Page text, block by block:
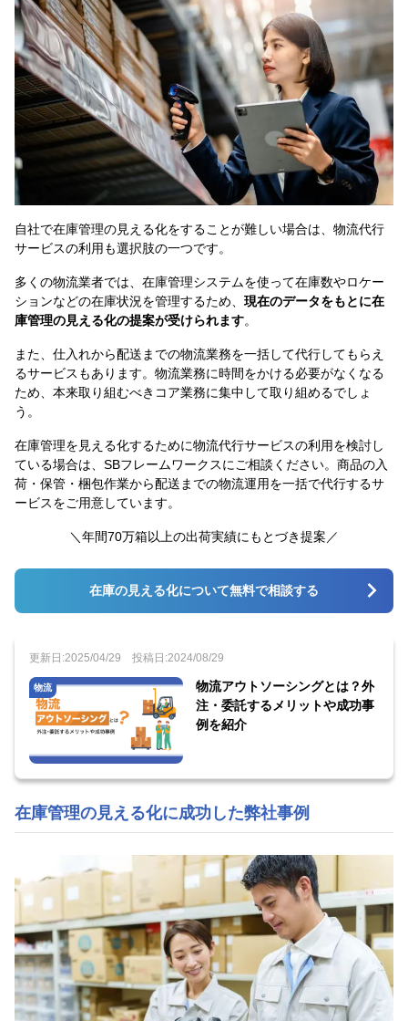
自社で在庫管理の見える化をすることが難しい場合は、物流代行
サービスの利用も選択肢の一つです。
多くの物流業者では、在庫管理システムを使って在庫数やロケー
ションなどの在庫状況を管理するため、 現在のデータをもとに在
庫管理の見える化の提案が受けられます。
また、仕入れから配送までの物流業務を一括して代行してもらえ
るサービスもあります。物流業務に時間をかける必要がなくなる
ため、本来取り組むべきコア業務に集中して取り組めるでしょ
う。
在庫管理を見える化するために物流代行サービスの利用を検討し
ている場合は、SBフレームワークスにご相談ください。商品の入
荷・保管・梱包作業から配送までの物流運用を一括で代行するサ
ービスをご用意しています。
＼年間70万箱以上の出荷実績にもとづき提案／
在庫の見える化について無料で相談する
更新日:2025/04/29 投稿日:2024/08/29
物流
物流アウトソーシングとは？外
注・委託するメリットや成功事
例を紹介
在庫管理の見える化に成功した弊社事例